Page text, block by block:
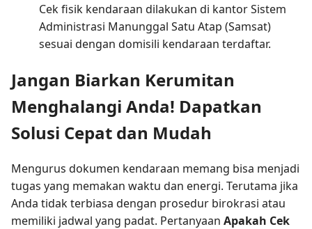
Cek fisik kendaraan dilakukan di kantor Sistem
Administrasi Manunggal Satu Atap (Samsat)
sesuai dengan domisili kendaraan terdaftar.
Jangan Biarkan Kerumitan
Menghalangi Anda! Dapatkan
Solusi Cepat dan Mudah
Mengurus dokumen kendaraan memang bisa menjadi
tugas yang memakan waktu dan energi. Terutama jika
Anda tidak terbiasa dengan prosedur birokrasi atau
memiliki jadwal yang padat. Pertanyaan Apakah Cek